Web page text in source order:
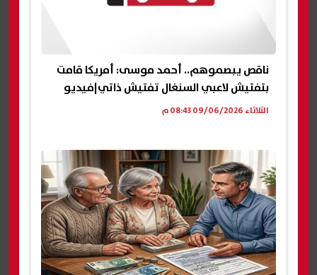
ناقص يبصموهم.. أحمد موسى: أمريكا قامت
بتفتيش لاعبي السنغال تفتيش ذاتي|فيديو
الثلاثاء 09/06/2026 08:43 م